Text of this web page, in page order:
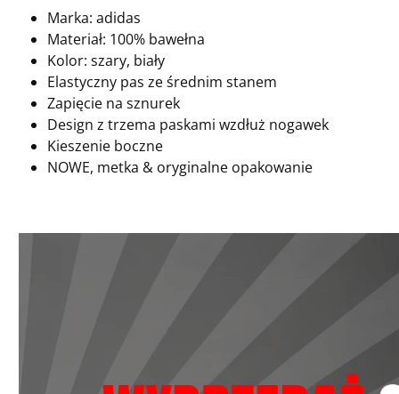
Marka: adidas
Materiał: 100% bawełna
Kolor: szary, biały
Elastyczny pas ze średnim stanem
Zapięcie na sznurek
Design z trzema paskami wzdłuż nogawek
Kieszenie boczne
NOWE, metka & oryginalne opakowanie